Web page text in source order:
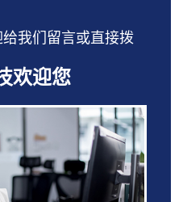
我们留言或直接拨
欢迎您